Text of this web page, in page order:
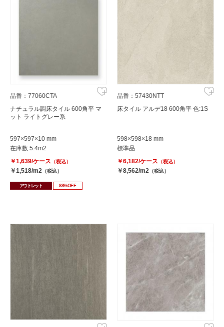
品番：77060CTA
ナチュラル調床タイル 600角平 マ
ット ライトグレー系
597×597×10 mm
在庫数 5.4m2
￥1,639/ケース （税込）
￥1,518/m2 （税込）
アウトレット 88%OFF
品番：57430NTT
床タイル アルデ18 600角平 色:1S
598×598×18 mm
標準品
￥6,182/ケース （税込）
￥8,562/m2 （税込）